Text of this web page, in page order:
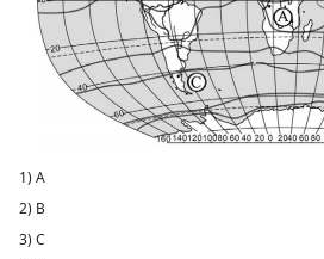
1) A
2) B
3) C